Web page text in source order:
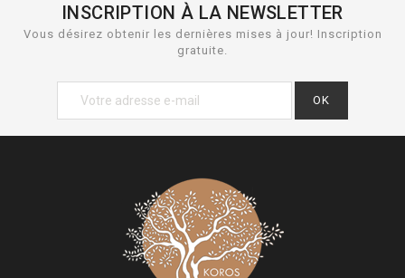
INSCRIPTION À LA NEWSLETTER
Vous désirez obtenir les dernières mises à jour! Inscription
gratuite.